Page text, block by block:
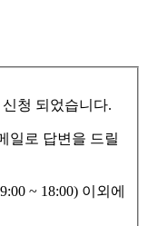
청 되었습니다.
일로 답변을 드릴
~ 18:00) 이외에